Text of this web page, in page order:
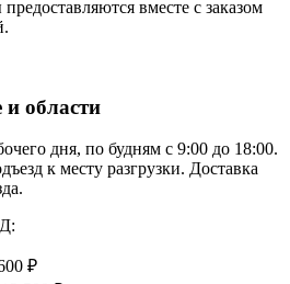
вместе с заказом
области
дня, по будням с 9:00 до 18:00.
к месту разгрузки. Доставка
₽